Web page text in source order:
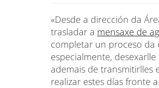
«Desde a dirección da
trasladar a mensaxe de
completar un proceso da
especialmente,
ademais de transmitirlles
realizar estes días fronte